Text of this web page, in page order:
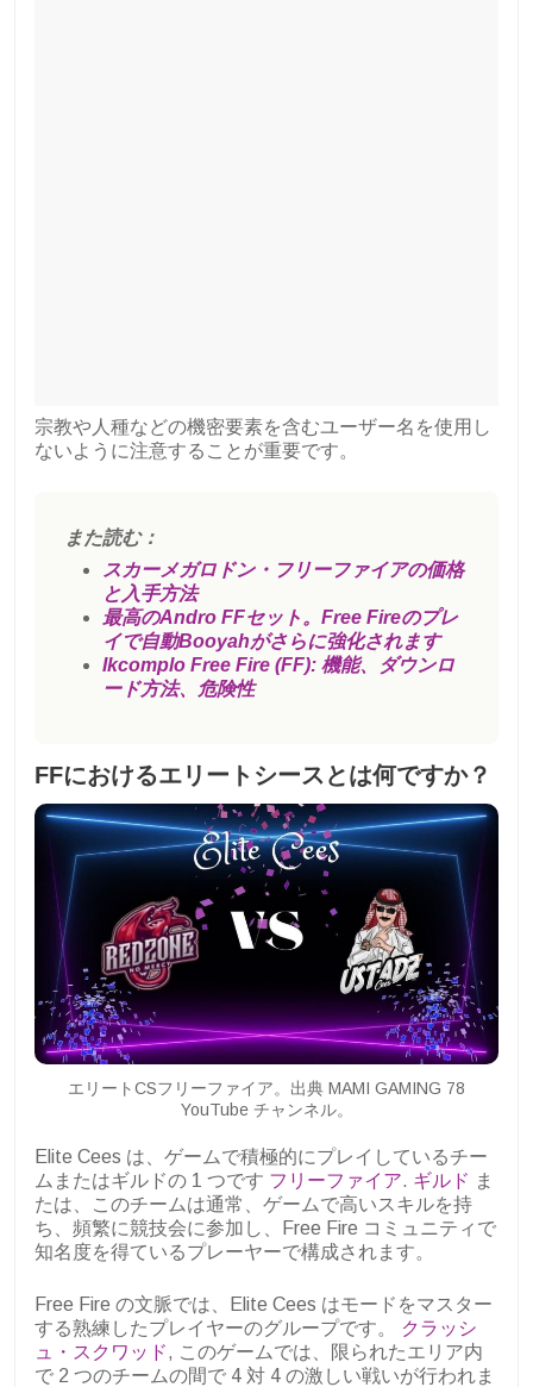
宗教や人種などの機密要素を含むユーザー名を使用し
ないように注意することが重要です。
また読む：
スカーメガロドン・フリーファイアの価格
と入手方法
最高のAndro FFセット。Free Fireのプレ
イで自動Booyahがさらに強化されます
Ikcomplo Free Fire (FF): 機能、ダウンロ
ード方法、危険性
FFにおけるエリートシースとは何ですか？
エリートCSフリーファイア。出典 MAMI GAMING 78
YouTube チャンネル。
Elite Cees は、ゲームで積極的にプレイしているチー
ムまたはギルドの 1 つです フリーファイア. ギルド ま
たは、このチームは通常、ゲームで高いスキルを持
ち、頻繁に競技会に参加し、Free Fire コミュニティで
知名度を得ているプレーヤーで構成されます。
Free Fire の文脈では、Elite Cees はモードをマスター
する熟練したプレイヤーのグループです。
クラッシ
ュ・スクワッド, このゲームでは、限られたエリア内
で 2 つのチームの間で 4 対 4 の激しい戦いが行われま